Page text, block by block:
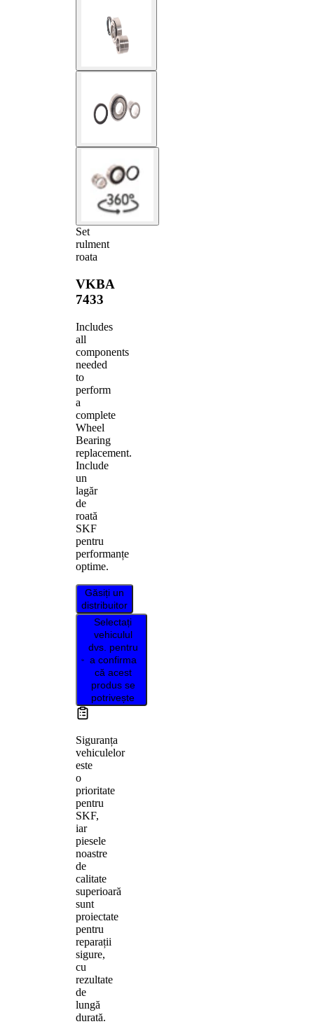
Set
rulment
roata
VKBA
7433
Includes
all
components
needed
to
perform
a
complete
Wheel
Bearing
replacement.
Include
un
lagăr
de
roată
SKF
pentru
performanțe
optime.
Găsiți un
distribuitor
Selectați
vehiculul
dvs. pentru
a confirma
că acest
produs se
potrivește
Siguranța
vehiculelor
este
o
prioritate
pentru
SKF,
iar
piesele
noastre
de
calitate
superioară
sunt
proiectate
pentru
reparații
sigure,
cu
rezultate
de
lungă
durată.